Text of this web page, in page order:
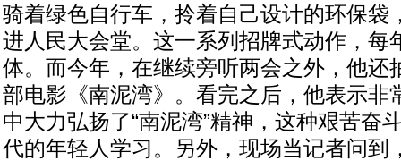
骑着绿色自行车，拎着自己设计的环保袋
进人民大会堂。这一系列招牌式动作，每
体。而今年，在继续旁听两会之外，他还
部电影《南泥湾》。看完之后，他表示非
中大力弘扬了“南泥湾”精神，这种艰苦奋
代的年轻人学习。另外，现场当记者问到